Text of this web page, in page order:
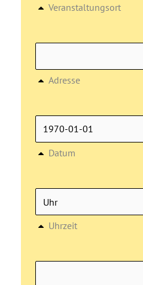
Veranstaltungsort
Adresse
Datum
Uhrzeit